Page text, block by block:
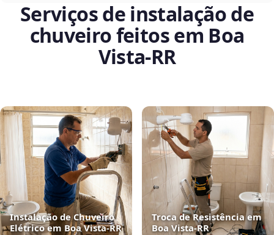
Serviços de instalação de
chuveiro feitos em Boa
Vista‑RR
Instalação de Chuveiro
Elétrico em Boa Vista‑RR
Troca de Resistência em
Boa Vista‑RR